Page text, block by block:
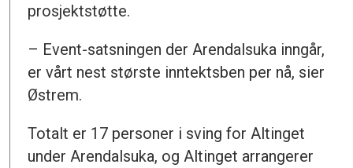
prosjektstøtte.
– Event-satsningen der Arendalsuka inngår,
er vårt nest største inntektsben per nå, sier
Østrem.
Totalt er 17 personer i sving for Altinget
under Arendalsuka, og Altinget arrangerer